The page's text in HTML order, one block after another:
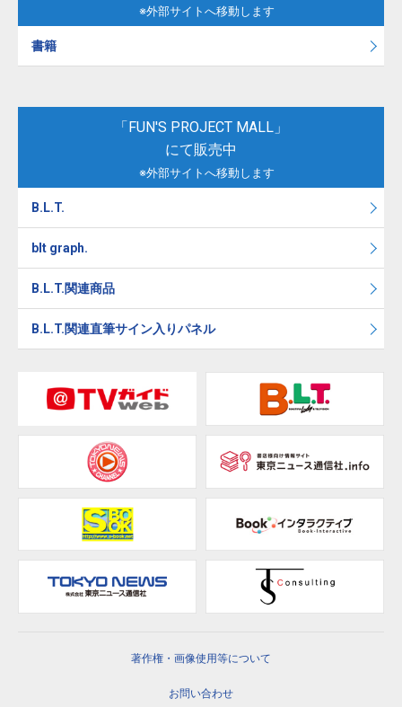
※外部サイトへ移動します
書籍
「FUN'S PROJECT MALL」
にて販売中
※外部サイトへ移動します
B.L.T.
blt graph.
B.L.T.関連商品
B.L.T.関連直筆サイン入りパネル
著作権・画像使用等について
お問い合わせ